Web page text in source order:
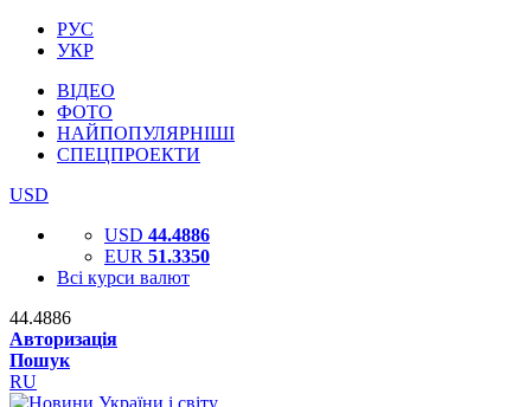
РУС
УКР
ВІДЕО
ФОТО
НАЙПОПУЛЯРНІШІ
СПЕЦПРОЕКТИ
USD
USD 44.4886
EUR 51.3350
Всі курси валют
44.4886
Авторизація
Пошук
RU